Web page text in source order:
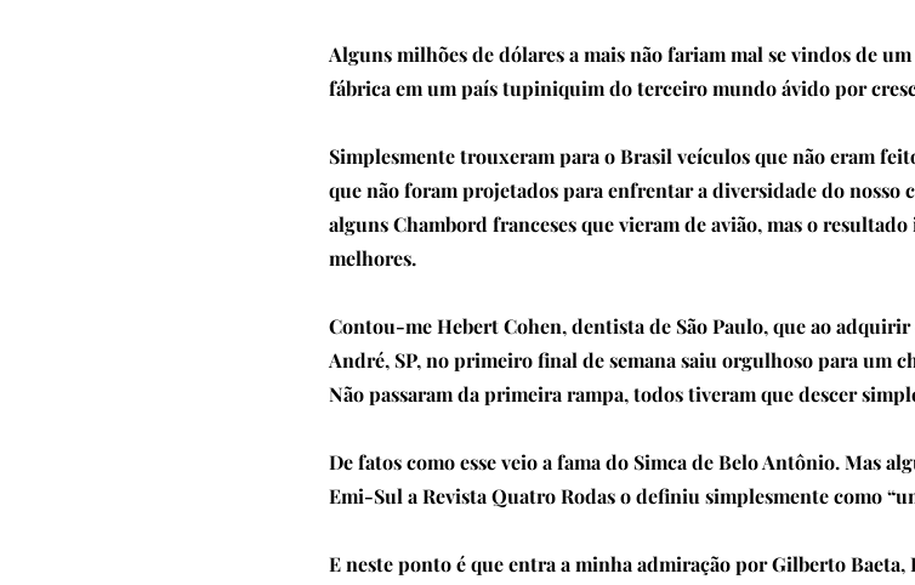
Alguns milhões de dólares a mais não fariam mal se vindos de
fábrica em um país tupiniquim do terceiro mundo ávido por
Simplesmente trouxeram para o Brasil veículos que não eram
que não foram projetados para enfrentar a diversidade do nosso
alguns Chambord franceses que vieram de avião, mas o
melhores.
Contou-me Hebert Cohen, dentista de São Paulo, que ao
André, SP, no primeiro final de semana saiu orgulhoso para um
Não passaram da primeira rampa, todos tiveram que descer
De fatos como esse veio a fama do Simca de Belo Antônio. Mas
Emi-Sul a Revista Quatro Rodas o definiu simplesmente como
E neste ponto é que entra a minha admiração por Gilberto